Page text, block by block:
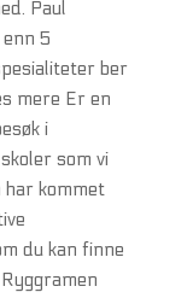
Paul
5
ber
mere Er en
i
som vi
har kommet
du kan finne